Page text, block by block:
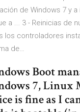
de Windows 7 y
a ... 3 - Reinicias de
los controladores
de…
Boot
7, Linux
is fine as I